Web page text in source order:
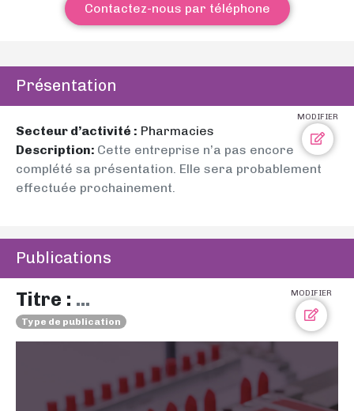
Contactez-nous par téléphone
Présentation
MODIFIER
Secteur d’activité : Pharmacies
Description: Cette entreprise n’a pas encore
complété sa présentation. Elle sera probablement
effectuée prochainement.
Publications
MODIFIER
Titre : ...
Type de publication